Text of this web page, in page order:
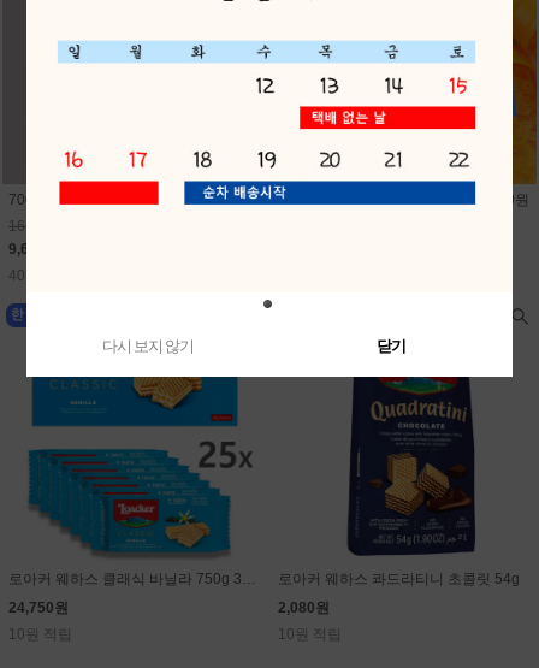
700미니펭귄비눗방울(24개) 1개 400원
16,800원
9,600원
40원 적립
700미니문어비눗방울(24개) 1개 400원
로아커 웨하스 클래식 바닐라 750g 30g×25개
24,750원
10원 적립
로아커 웨하스 콰드라티니 초콜릿 54g
2,080원
10원 적립
다시 보지 않기 닫기